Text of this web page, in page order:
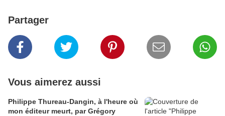
Partager
Vous aimerez aussi
Philippe Thureau-Dangin, à l'heure où
mon éditeur meurt, par Grégory